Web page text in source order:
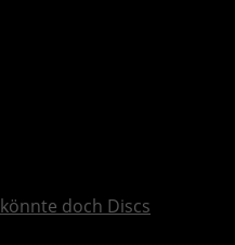
könnte doch Discs